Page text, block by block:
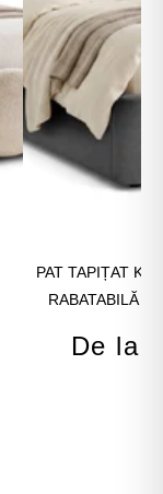
PAT TAPIȚAT
RABATABILĂ
De la